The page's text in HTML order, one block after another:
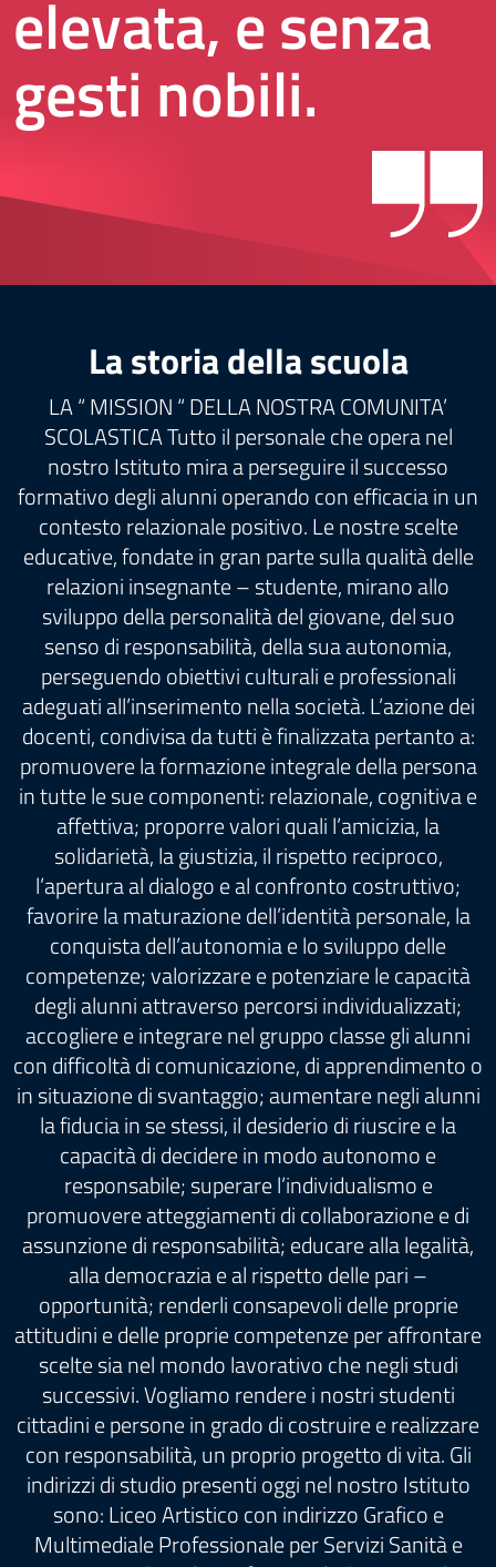
elevata, e senza
gesti nobili.
La storia della scuola
LA “ MISSION “ DELLA NOSTRA COMUNITA’
SCOLASTICA Tutto il personale che opera nel
nostro Istituto mira a perseguire il successo
formativo degli alunni operando con efficacia in un
contesto relazionale positivo. Le nostre scelte
educative, fondate in gran parte sulla qualità delle
relazioni insegnante – studente, mirano allo
sviluppo della personalità del giovane, del suo
senso di responsabilità, della sua autonomia,
perseguendo obiettivi culturali e professionali
adeguati all’inserimento nella società. L’azione dei
docenti, condivisa da tutti è finalizzata pertanto a:
promuovere la formazione integrale della persona
in tutte le sue componenti: relazionale, cognitiva e
affettiva; proporre valori quali l’amicizia, la
solidarietà, la giustizia, il rispetto reciproco,
l’apertura al dialogo e al confronto costruttivo;
favorire la maturazione dell’identità personale, la
conquista dell’autonomia e lo sviluppo delle
competenze; valorizzare e potenziare le capacità
degli alunni attraverso percorsi individualizzati;
accogliere e integrare nel gruppo classe gli alunni
con difficoltà di comunicazione, di apprendimento o
in situazione di svantaggio; aumentare negli alunni
la fiducia in se stessi, il desiderio di riuscire e la
capacità di decidere in modo autonomo e
responsabile; superare l’individualismo e
promuovere atteggiamenti di collaborazione e di
assunzione di responsabilità; educare alla legalità,
alla democrazia e al rispetto delle pari –
opportunità; renderli consapevoli delle proprie
attitudini e delle proprie competenze per affrontare
scelte sia nel mondo lavorativo che negli studi
successivi. Vogliamo rendere i nostri studenti
cittadini e persone in grado di costruire e realizzare
con responsabilità, un proprio progetto di vita. Gli
indirizzi di studio presenti oggi nel nostro Istituto
sono: Liceo Artistico con indirizzo Grafico e
Multimediale Professionale per Servizi Sanità e